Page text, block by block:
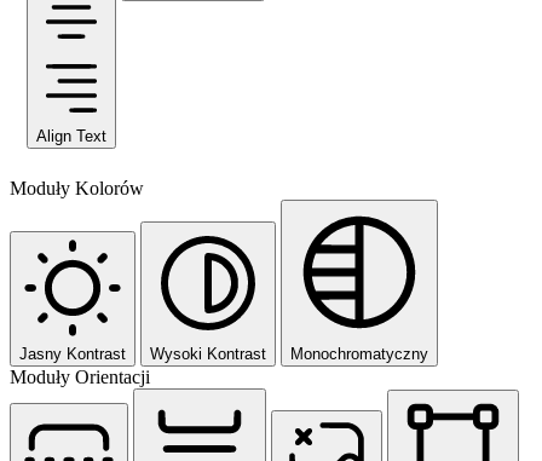
Align Text
Moduły Kolorów
Jasny Kontrast Wysoki Kontrast Monochromatyczny
Moduły Orientacji